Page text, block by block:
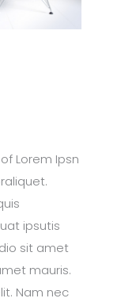
Lorem Ipsn
ipsutis
sit amet
mauris.
Nam nec